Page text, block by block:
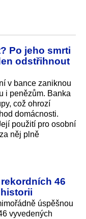
Po jeho smrti
odstřihnout
v bance zaniknou
i penězům. Banka
což ohrozí
domácnosti.
použití pro osobní
něj plně
46
úspěšnou
vyvedených